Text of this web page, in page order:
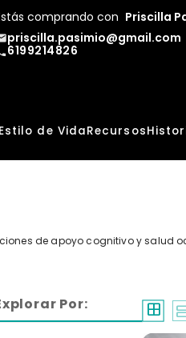
comprando con Priscilla
priscilla.pasimio@gmail.com
6199214826
Estilo de VidaRecursos
de apoyo cognitivo y salud
Por: window